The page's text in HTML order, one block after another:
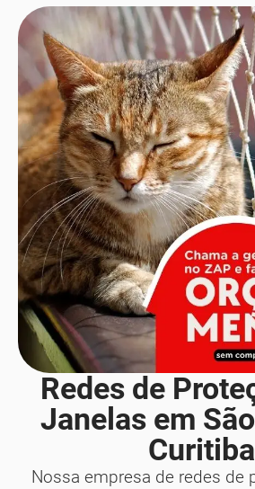
Redes de
Janelas em
Curitiba
Nossa empresa de redes de